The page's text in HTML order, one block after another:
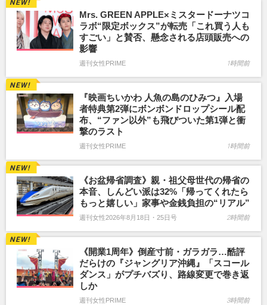
Mrs. GREEN APPLE×ミスタードーナツコ
ラボ“限定ボックス”が転売「これ買う人も
すごい」と賛否、懸念される店頭販売への
影響
週刊女性PRIME 1時間前
『映画ちいかわ 人魚の島のひみつ』入場
者特典第2弾にボンボンドロップシール配
布、“ファン以外”も飛びついた第1弾と衝
撃のラスト
週刊女性PRIME 1時間前
《お盆帰省調査》親・祖父母世代の帰省の
本音、しんどい派は32%「帰ってくれたら
もっと嬉しい」家事や金銭負担の“リアル”
週刊女性2026年8月18日・25日号 2時間前
《開業1周年》倒産寸前・ガラガラ…酷評
だらけの『ジャングリア沖縄』「スコール
ダンス」がプチバズり、路線変更で巻き返
しか
週刊女性PRIME 3時間前